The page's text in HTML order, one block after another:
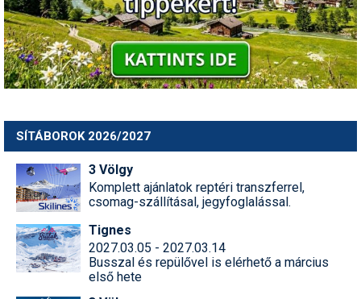
SÍTÁBOROK 2026/2027
3 Völgy
Komplett ajánlatok reptéri transzferrel,
csomag-szállításal, jegyfoglalással.
Tignes
2027.03.05 - 2027.03.14
Busszal és repülővel is elérhető a március
első hete